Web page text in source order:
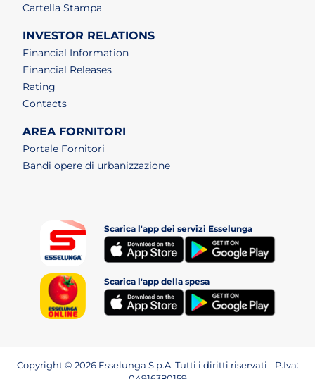
Cartella Stampa
INVESTOR RELATIONS
Financial Information
Financial Releases
Rating
Contacts
AREA FORNITORI
Portale Fornitori
Bandi opere di urbanizzazione
Scarica l'app dei servizi Esselunga
(apri in un nuovo tab)
(apri
Scarica l'app della spesa
(apri in un nuovo tab)
(apri
Copyright © 2026 Esselunga S.p.A. Tutti i diritti riservati - P.Iva: